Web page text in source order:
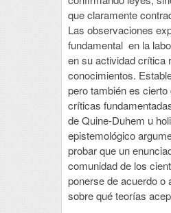
que claramente
Las observaciones
fundamental en la
en su actividad crítica
conocimientos.
pero también es cierto
críticas
de Quine-Duhem u
epistemológico
probar que un
comunidad de los
ponerse de acuerdo o
sobre qué teorías